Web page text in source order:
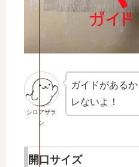
シロアザラ
シ
ガイドがある
レないよ！
開口サイズ